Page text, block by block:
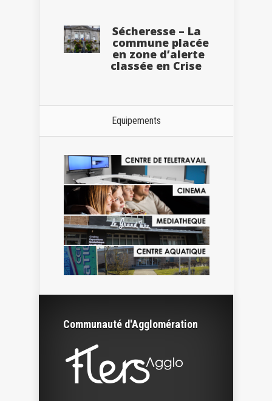
Sécheresse – La
commune placée
en zone d’alerte
classée en Crise
Equipements
Communauté d'Agglomération